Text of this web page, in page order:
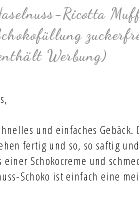
Ricotta
Werbung)
und einfaches
fertig und so, so saftig
einer Schokocreme und
Schoko ist einfach eine